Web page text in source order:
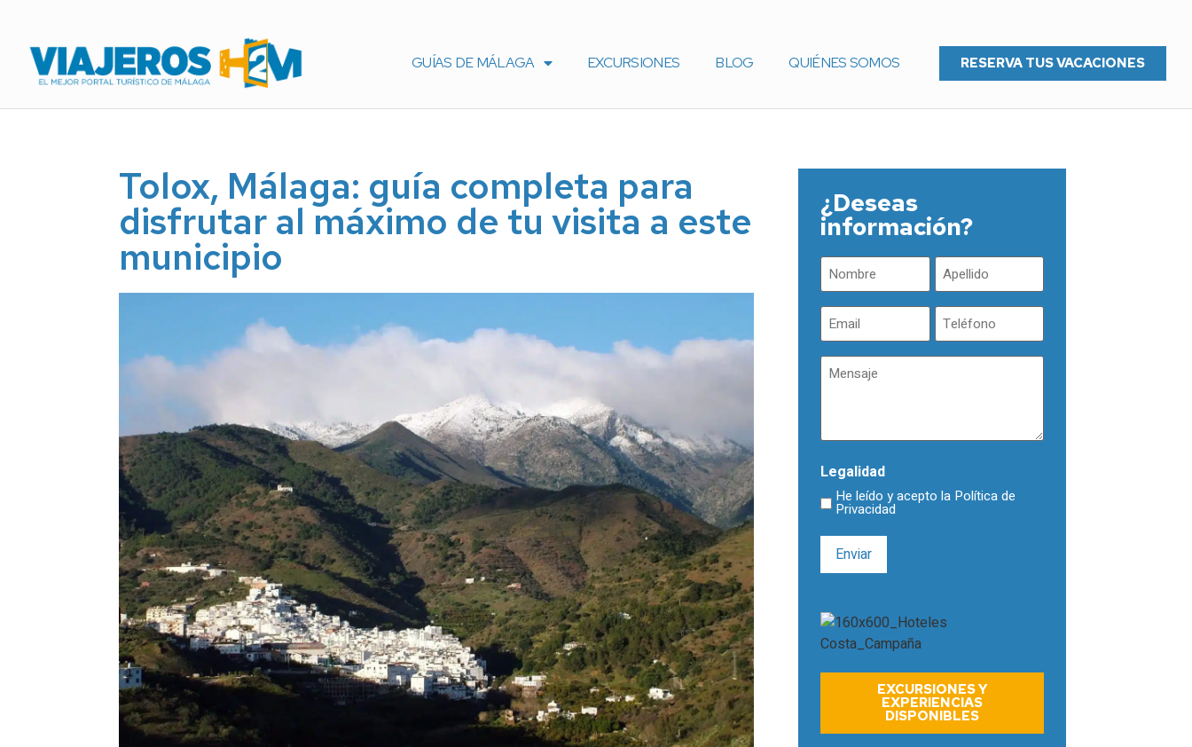
GUÍAS DE MÁLAGA EXCURSIONES BLOG QUIÉNES SOMOS RESERVA TUS VACACIONES
Tolox, Málaga: guía completa para
disfrutar al máximo de tu visita a este
municipio
¿Deseas
información?
Nombre
(Obligatorio)
Apellidos
(Obligatorio)
Email
(Obligatorio)
Teléfono
(Obligatorio)
Mensaje
Legalidad
He leído y acepto la Política de
Privacidad
EXCURSIONES Y
EXPERIENCIAS
DISPONIBLES